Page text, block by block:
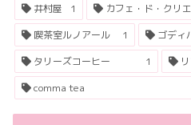
井村屋
1 カフェ・ド・クリエ
喫茶室ルノアール
1 ゴディ
タリーズコーヒー
1
comma tea